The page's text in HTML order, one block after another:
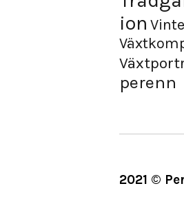
ion
perenn
2021 ©